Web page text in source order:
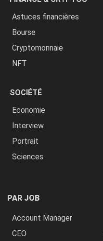
Astuces financières
Bourse
Cryptomonnaie
NFT
SOCIÉTÉ
Economie
Interview
Portrait
Sciences
PAR JOB
Account Manager
CEO